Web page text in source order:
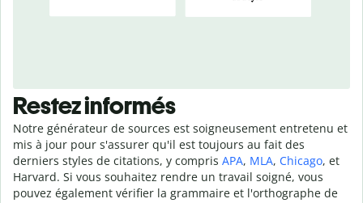
Restez informés
Notre générateur de sources est soigneusement entretenu et
mis à jour pour s'assurer qu'il est toujours au fait des
derniers styles de citations, y compris APA, MLA, Chicago, et
Harvard. Si vous souhaitez rendre un travail soigné, vous
pouvez également vérifier la grammaire et l'orthographe de